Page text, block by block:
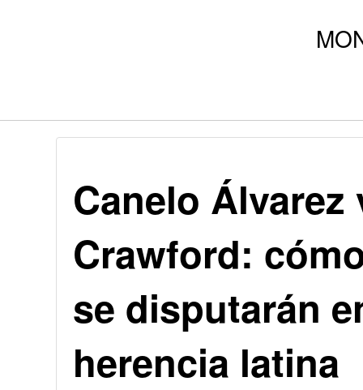
Canelo Álvarez
Crawford:
se disputarán
herencia latina